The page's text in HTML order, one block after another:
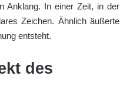
Anklang. In einer Zeit, in der
Zeichen. Ähnlich äußerte
entsteht.
des